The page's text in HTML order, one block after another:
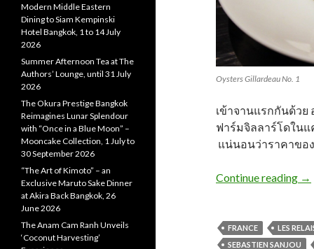
Oysters Gillardeau No. 1
เข้าจานแรกกันด้วย
ฟาร์มจิลลาร์โดใน
แน่นอนว่าราคาขอ
Continue reading →
FRANCE LES
SEBASTIEN SANJOU
Modern Middle Eastern
Dining to Siam Kempinski
Hotel Bangkok, 1 to 14 July
2026
Summer Afternoon Tea at The
Authors’ Lounge, until 31 July
2026
The Okura Prestige Bangkok
Reimagines Lunar Splendour
with “Once in a Blue Moon” –
Mooncake Collection, 1 July to
30 September 2026
“The Art of Kimoto” – an
Exclusive Maruto Sake Dinner
at Akira Back Bangkok, 26
June 2026
The Anam Cam Ranh Unveils
‘Coconut Harvesting’